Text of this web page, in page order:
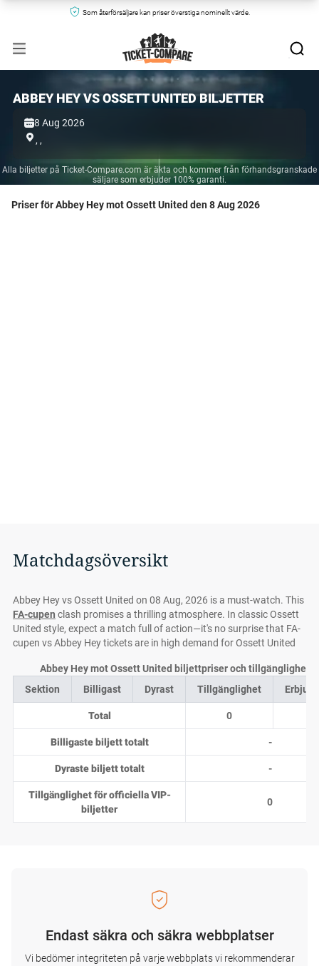
Som återförsäljare kan priser överstiga nominellt värde.
ABBEY HEY VS OSSETT UNITED BILJETTER
8 Aug 2026
, ,
Alla biljetter på Ticket-Compare.com är äkta och kommer från förhandsgranskade
säljare som erbjuder 100% garanti.
Priser för Abbey Hey mot Ossett United den 8 Aug 2026
Matchdagsöversikt
Abbey Hey vs Ossett United on 08 Aug, 2026 is a must-watch. This
FA-cupen clash promises a thrilling atmosphere. In classic Ossett
United style, expect a match full of action—it's no surprise that FA-
cupen vs Abbey Hey tickets are in high demand for Ossett United
Sektion Billigast Dyrast Tillgänglighet
Total 0
Billigaste biljett totalt -
Dyraste biljett totalt -
Tillgänglighet för officiella VIP-
biljetter
0
Abbey Hey mot Ossett United biljettpriser och tillgänglighet
Endast säkra och säkra webbplatser
Vi bedömer integriteten på varje webbplats vi rekommenderar